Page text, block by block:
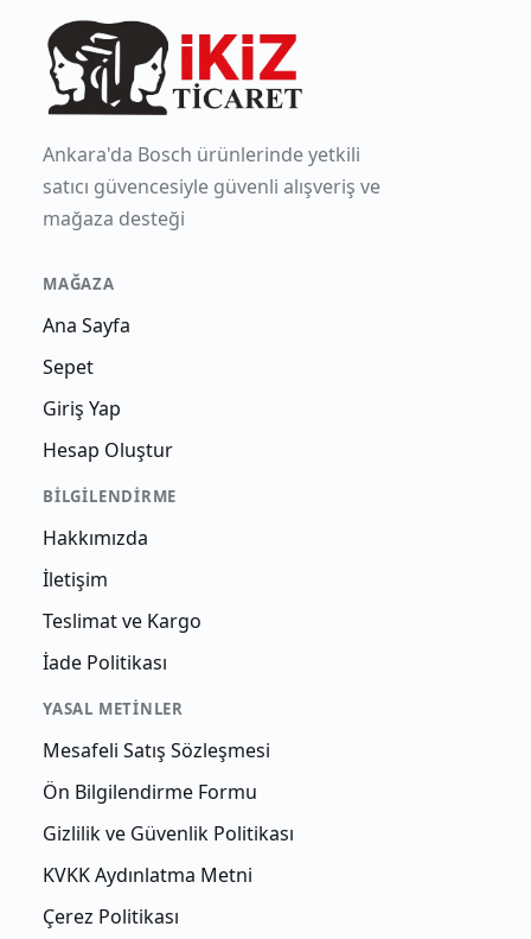
Ankara'da Bosch ürünlerinde yetkili
satıcı güvencesiyle güvenli alışveriş ve
mağaza desteği
MAĞAZA
Ana Sayfa
Sepet
Giriş Yap
Hesap Oluştur
BILGILENDIRME
Hakkımızda
İletişim
Teslimat ve Kargo
İade Politikası
YASAL METINLER
Mesafeli Satış Sözleşmesi
Ön Bilgilendirme Formu
Gizlilik ve Güvenlik Politikası
KVKK Aydınlatma Metni
Çerez Politikası